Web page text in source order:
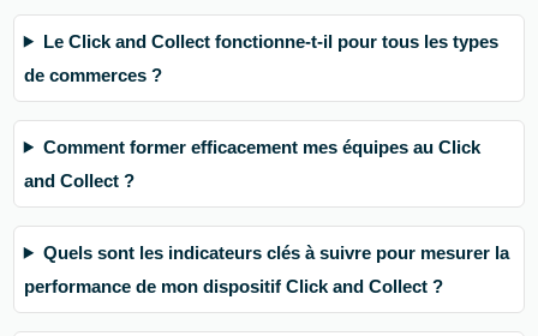
Le Click and Collect fonctionne-t-il pour tous les types
de commerces ?
Comment former efficacement mes équipes au Click
and Collect ?
Quels sont les indicateurs clés à suivre pour mesurer la
performance de mon dispositif Click and Collect ?